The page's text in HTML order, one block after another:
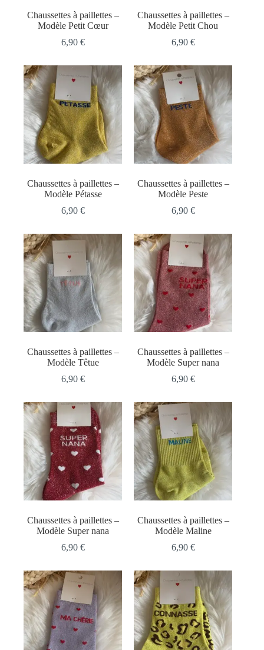
Chaussettes à paillettes –
Modèle Petit Cœur
6,90 €
Chaussettes à paillettes –
Modèle Petit Chou
6,90 €
Chaussettes à paillettes –
Modèle Pétasse
6,90 €
Chaussettes à paillettes –
Modèle Peste
6,90 €
Chaussettes à paillettes –
Modèle Têtue
6,90 €
Chaussettes à paillettes –
Modèle Super nana
6,90 €
Chaussettes à paillettes –
Modèle Super nana
6,90 €
Chaussettes à paillettes –
Modèle Maline
6,90 €